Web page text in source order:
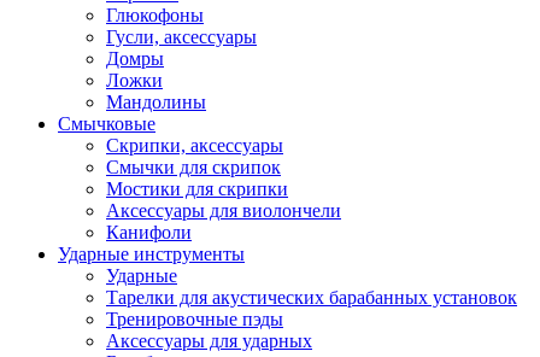
Глюкофоны
Гусли, аксессуары
Домры
Ложки
Мандолины
Смычковые
Скрипки, аксессуары
Смычки для скрипок
Мостики для скрипки
Аксессуары для виолончели
Канифоли
Ударные инструменты
Ударные
Тарелки для акустических барабанных установок
Тренировочные пэды
Аксессуары для ударных